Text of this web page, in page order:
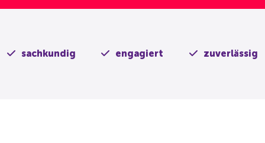
sachkundig engagiert zuverlässig